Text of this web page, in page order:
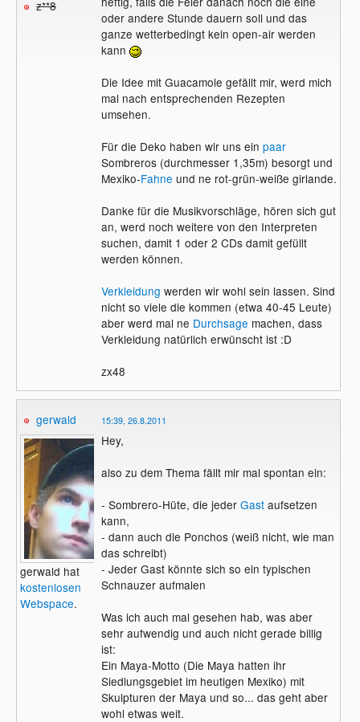
z**8
oder andere Stunde dauern soll und das
ganze wetterbedingt kein open-air werden
kann
Die Idee mit Guacamole gefällt mir, werd mich
mal nach entsprechenden Rezepten
umsehen.
Für die Deko haben wir uns ein paar
Sombreros (durchmesser 1,35m) besorgt und
Mexiko-Fahne und ne rot-grün-weiße girlande.
Danke für die Musikvorschläge, hören sich gut
an, werd noch weitere von den Interpreten
suchen, damit 1 oder 2 CDs damit gefüllt
werden können.
Verkleidung werden wir wohl sein lassen. Sind
nicht so viele die kommen (etwa 40-45 Leute)
aber werd mal ne Durchsage machen, dass
Verkleidung natürlich erwünscht ist :D
zx48
gerwald
gerwald hat
kostenlosen
Webspace.
15:39, 26.8.2011
Hey,
also zu dem Thema fällt mir mal spontan ein:
- Sombrero-Hüte, die jeder Gastaufsetzen
kann,
- dann auch die Ponchos (weiß nicht, wie man
das schreibt)
- Jeder Gast könnte sich so ein typischen
Schnauzer aufmalen
Was ich auch mal gesehen hab, was aber
sehr aufwendig und auch nicht gerade billig
ist:
Ein Maya-Motto (Die Maya hatten ihr
Siedlungsgebiet im heutigen Mexiko) mit
Skulpturen der Maya und so... das geht aber
wohl etwas weit.